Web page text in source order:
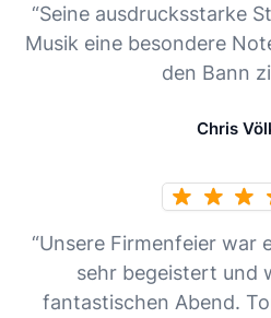
“Seine ausdrucksstarke
Musik eine besondere
den Bann
Chris
“Unsere Firmenfeier war
sehr begeistert und
fantastischen Abend.